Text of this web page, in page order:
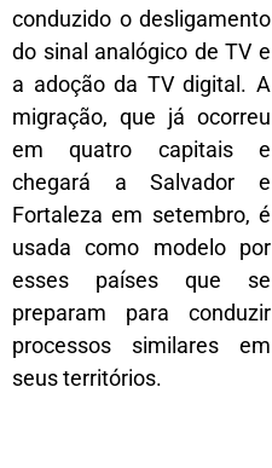
conduzido o desligamento
do sinal analógico de TV e
a adoção da TV digital. A
migração, que já ocorreu
em quatro capitais e
chegará a Salvador e
Fortaleza em setembro, é
usada como modelo por
esses países que se
preparam para conduzir
processos similares em
seus territórios.